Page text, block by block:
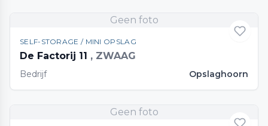
Geen foto
SELF-STORAGE / MINI OPSLAG
De Factorij 11 , ZWAAG
Bedrijf Opslaghoorn
Geen foto